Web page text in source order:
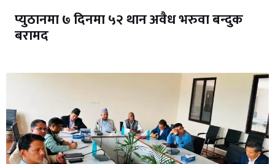
प्युठानमा ७ दिनमा ५२ थान अवैध भरुवा बन्दुक
बरामद